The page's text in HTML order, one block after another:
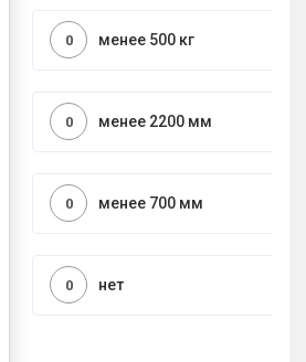
менее 500 кг
0
менее 2200 мм
0
менее 700 мм
0
нет
0